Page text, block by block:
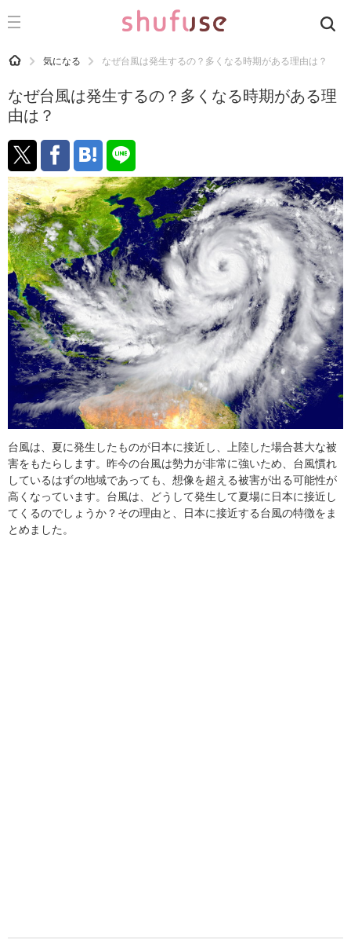
CATEGORY 記事カテゴリ
運気
洗濯
生活の知恵
お金
掃除
マナー
趣味
食材辞典
おすすめ
HOME 気になる なぜ台風は発生するの？多くなる時期がある理由は？
なぜ台風は発生するの？多くなる時期がある理
由は？
台風は、夏に発生したものが日本に接近し、上陸した場合甚大な被
害をもたらします。昨今の台風は勢力が非常に強いため、台風慣れ
しているはずの地域であっても、想像を超える被害が出る可能性が
高くなっています。台風は、どうして発生して夏場に日本に接近し
てくるのでしょうか？その理由と、日本に接近する台風の特徴をま
とめました。